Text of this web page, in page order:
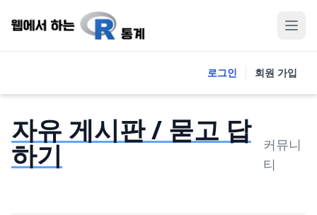
로그인 회원 가입
자유 게시판 / 묻고 답
하기
커뮤니
티